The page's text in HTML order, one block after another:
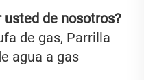
3. ¿Qué puede comprar usted de nosotros?
de gas, Parrilla
agua a gas